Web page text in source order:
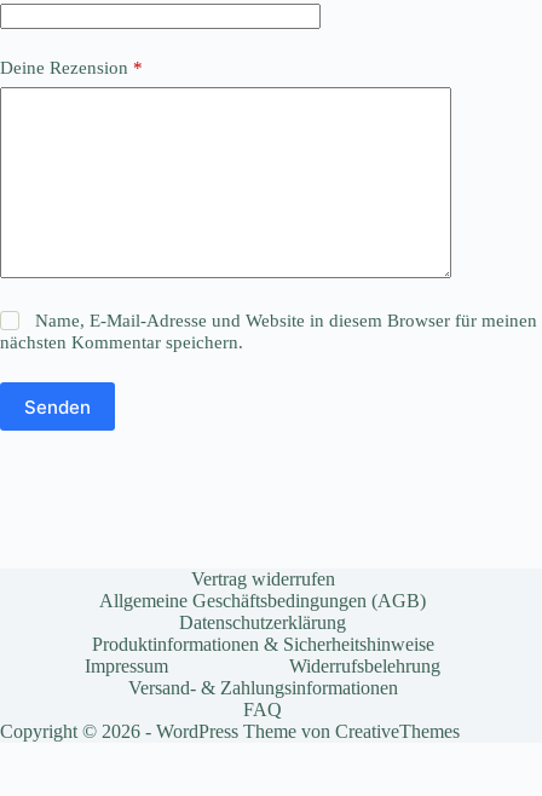
Deine Rezension *
Name, E-Mail-Adresse und Website in diesem Browser für meinen
nächsten Kommentar speichern.
Senden
Vertrag widerrufen
Allgemeine Geschäftsbedingungen (AGB)
Datenschutzerklärung
Produktinformationen & Sicherheitshinweise
Impressum
Widerrufsbelehrung
Versand- & Zahlungsinformationen
FAQ
Copyright © 2026 - WordPress Theme von CreativeThemes